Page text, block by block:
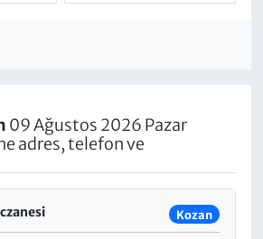
09 Ağustos 2026 Pazar
adres, telefon ve
Kozan